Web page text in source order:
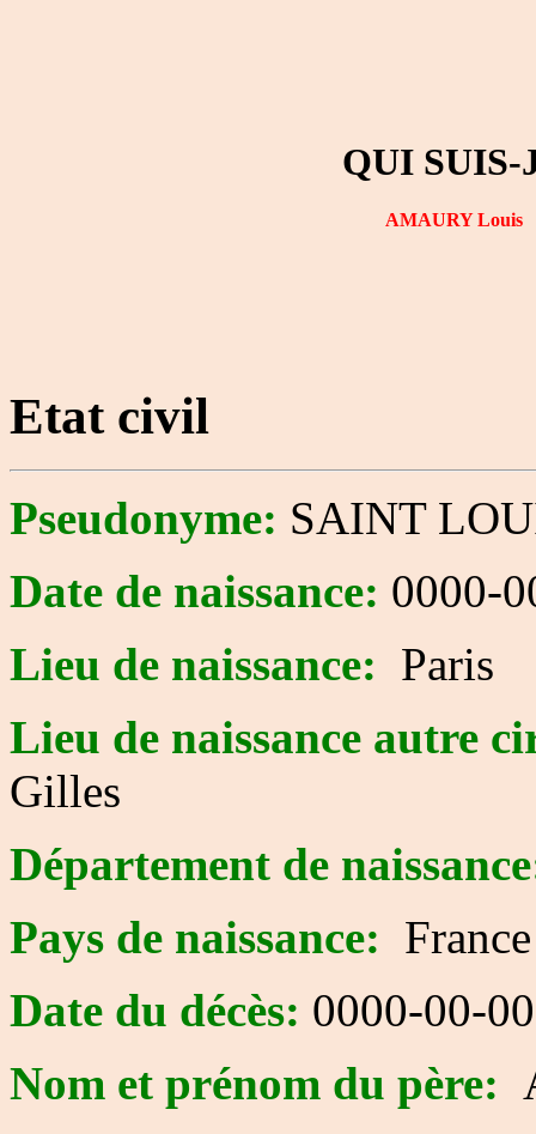
QUI SUIS-
AMAURY Louis
Etat civil
Pseudonyme: SAINT
Date de naissance: 0000-
Lieu de naissance: Paris
Lieu de naissance autre
Gilles
Département de
Pays de naissance: France
Date du décès: 0000-00-00
Nom et prénom du père: